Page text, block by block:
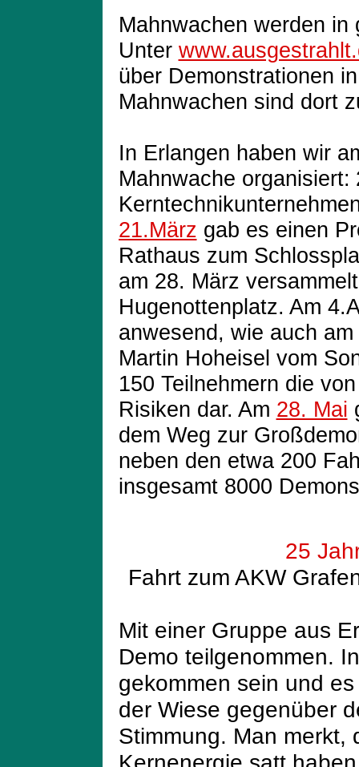
Mahnwachen werden
Unter
über Demonstrationen
Mahnwachen sind dort
In Erlangen haben wir
Mahnwache organisiert:
21.März gab es einen
Rathaus zum
am 28. März
Hugenottenplatz. Am
anwesend, wie auch am
Martin Hoheisel vom
150 Teilnehmern die
Risiken dar. Am 28. Mai
dem Weg zur
neben den etwa 200
insgesamt 8000
25
Fahrt zum AKW
Mit einer Gruppe aus
Demo teilgenommen.
gekommen sein und
der Wiese gegenüber
Stimmung. Man merkt,